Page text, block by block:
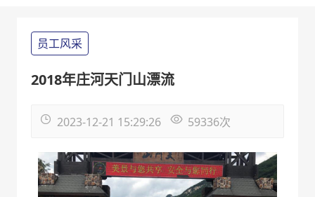
员工风采
2018年庄河天门山漂流
2023-12-21 15:29:26 59336次